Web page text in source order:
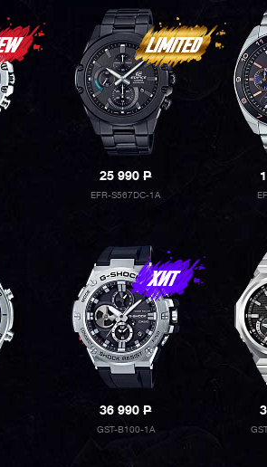
25 990P
EFR-S567DC-1A
36 990P
GST-B100-1A